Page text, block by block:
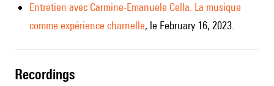
Entretien avec Carmine-Emanuele Cella. La musique
comme expérience charnelle, le February 16, 2023.
recordings